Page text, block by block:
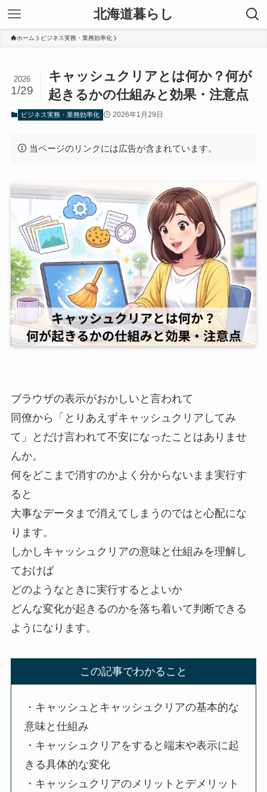
北海道暮らし
ホーム ビジネス実務・業務効率化
キャッシュクリアとは何か？何が
起きるかの仕組みと効果・注意点
2026
1/29
ビジネス実務・業務効率化 2026年1月29日
当ページのリンクには広告が含まれています。
ブラウザの表示がおかしいと言われて
同僚から「とりあえずキャッシュクリアしてみ
て」とだけ言われて不安になったことはありませ
んか。
何をどこまで消すのかよく分からないまま実行す
ると
大事なデータまで消えてしまうのではと心配にな
ります。
しかしキャッシュクリアの意味と仕組みを理解し
ておけば
どのようなときに実行するとよいか
どんな変化が起きるのかを落ち着いて判断できる
ようになります。
この記事でわかること
・キャッシュとキャッシュクリアの基本的な
意味と仕組み
・キャッシュクリアをすると端末や表示に起
きる具体的な変化
・キャッシュクリアのメリットとデメリット